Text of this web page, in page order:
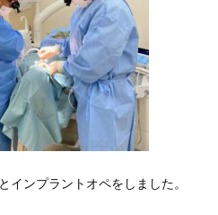
インプラントオペをしました。